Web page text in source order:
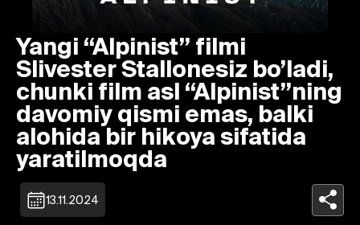
Yangi “Alpinist” filmi
Slivester Stallonesiz bo’ladi,
chunki film asl “Alpinist”ning
davomiy qismi emas, balki
alohida bir hikoya sifatida
yaratilmoqda
13.11.2024